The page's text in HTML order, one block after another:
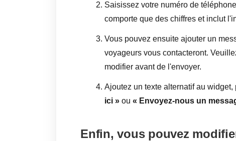
Saisissez votre numéro de
comporte que des chiffres et inclut
Vous pouvez ensuite ajouter un
voyageurs vous contacteront.
modifier avant de l'envoyer.
Ajoutez un texte alternatif au widget,
ici » ou « Envoyez-nous un
Enfin, vous pouvez